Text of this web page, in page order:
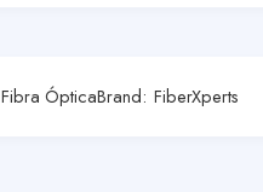
Fibra ÓpticaBrand: FiberXperts